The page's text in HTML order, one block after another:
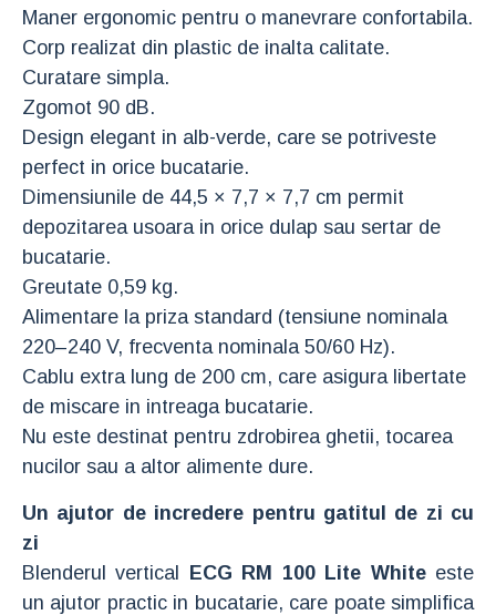
Maner ergonomic pentru o manevrare confortabila.
Corp realizat din plastic de inalta calitate.
Curatare simpla.
Zgomot 90 dB.
Design elegant in alb-verde, care se potriveste
perfect in orice bucatarie.
Dimensiunile de 44,5 × 7,7 × 7,7 cm permit
depozitarea usoara in orice dulap sau sertar de
bucatarie.
Greutate 0,59 kg.
Alimentare la priza standard (tensiune nominala
220–240 V, frecventa nominala 50/60 Hz).
Cablu extra lung de 200 cm, care asigura libertate
de miscare in intreaga bucatarie.
Nu este destinat pentru zdrobirea ghetii, tocarea
nucilor sau a altor alimente dure.
Un ajutor de incredere pentru gatitul de zi cu
zi
Blenderul vertical ECG RM 100 Lite Whiteeste
un ajutor practic in bucatarie, care poate simplifica